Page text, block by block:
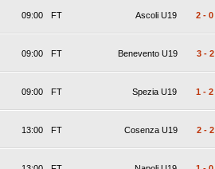
FT
09:00 Ascoli U19 2 - 0
FT
09:00 Benevento U19 3 - 2
FT
09:00 Spezia U19 1 - 2
FT
13:00 Cosenza U19 2 - 2